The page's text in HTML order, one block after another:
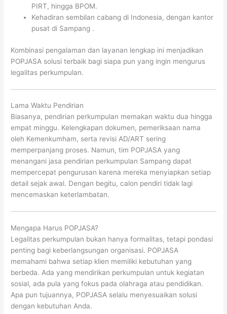
PIRT, hingga BPOM.
Kehadiran sembilan cabang di Indonesia, dengan kantor
pusat di Sampang .
Kombinasi pengalaman dan layanan lengkap ini menjadikan
POPJASA solusi terbaik bagi siapa pun yang ingin mengurus
legalitas perkumpulan.
Lama Waktu Pendirian
Biasanya, pendirian perkumpulan memakan waktu dua hingga
empat minggu. Kelengkapan dokumen, pemeriksaan nama
oleh Kemenkumham, serta revisi AD/ART sering
memperpanjang proses. Namun, tim POPJASA yang
menangani jasa pendirian perkumpulan Sampang dapat
mempercepat pengurusan karena mereka menyiapkan setiap
detail sejak awal. Dengan begitu, calon pendiri tidak lagi
mencemaskan keterlambatan.
Mengapa Harus POPJASA?
Legalitas perkumpulan bukan hanya formalitas, tetapi pondasi
penting bagi keberlangsungan organisasi. POPJASA
memahami bahwa setiap klien memiliki kebutuhan yang
berbeda. Ada yang mendirikan perkumpulan untuk kegiatan
sosial, ada pula yang fokus pada olahraga atau pendidikan.
Apa pun tujuannya, POPJASA selalu menyesuaikan solusi
dengan kebutuhan Anda.